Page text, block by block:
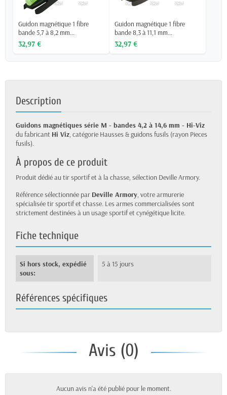
Guidon magnétique 1 fibre
bande 5,7 à 8,2 mm...
32,97 €
Guidon magnétique 1 fibre
bande 8,3 à 11,1 mm...
32,97 €
Description
Guidons magnétiques série M - bandes 4,2 à 14,6 mm - Hi-Viz
du fabricant Hi Viz, catégorie Hausses & guidons fusils (rayon Pieces
fusils).
À propos de ce produit
Produit dédié au tir sportif et à la chasse, sélection Deville Armory.
Référence sélectionnée par Deville Armory, votre armurerie
spécialisée tir sportif et chasse. Les armes commercialisées sont
strictement destinées à un usage sportif et cynégétique licite.
Fiche technique
Si hors stock, expédié
sous:
5 à 15 jours
Références spécifiques
Avis (0)
Aucun avis n'a été publié pour le moment.